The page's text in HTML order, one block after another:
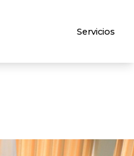
Servicios